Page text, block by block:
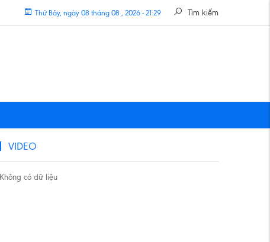
Tìm kiếm
Thứ Bảy, ngày 08 tháng 08 , 2026 - 21:29
VIDEO
Không có dữ liệu